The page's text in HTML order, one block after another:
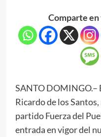
Comparte en
SANTO DOMINGO.–
Ricardo de los
partido Fuerza del
entrada en vigor del